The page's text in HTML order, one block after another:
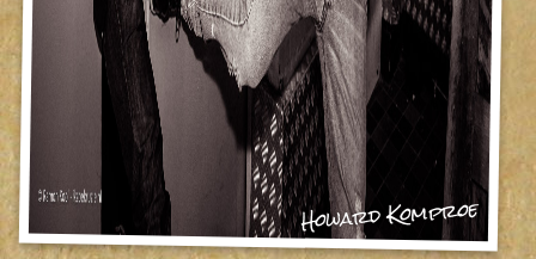
Howard Komproe